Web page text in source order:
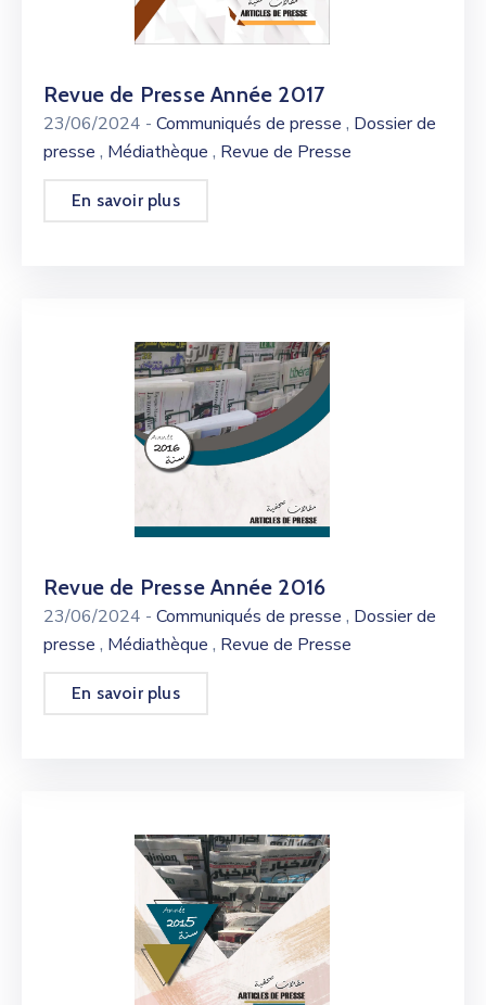
Revue de Presse Année 2017
23/06/2024 - Communiqués de presse , Dossier de
presse , Médiathèque , Revue de Presse
En savoir plus
Revue de Presse Année 2016
23/06/2024 - Communiqués de presse , Dossier de
presse , Médiathèque , Revue de Presse
En savoir plus